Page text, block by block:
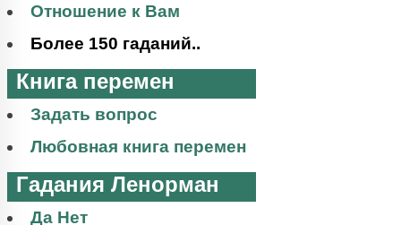
Отношение к Вам
Более 150 гаданий..
Книга перемен
Задать вопрос
Любовная книга перемен
Гадания Ленорман
Да Нет